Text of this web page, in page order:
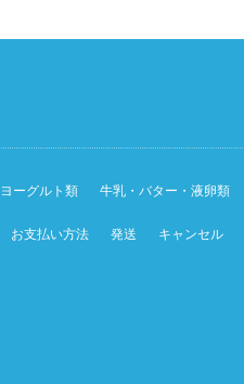
ヨーグルト類 牛乳・バター・液卵類
お支払い方法 発送 キャンセル